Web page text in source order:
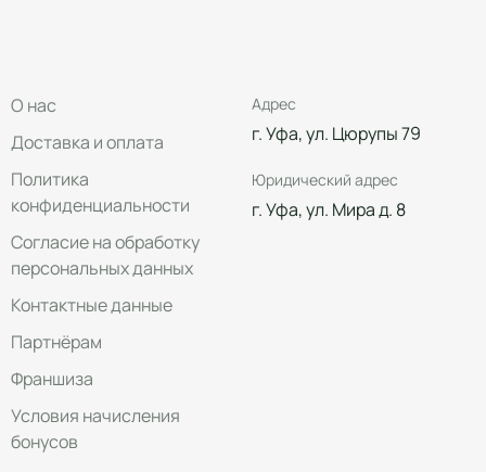
О нас
Доставка и оплата
Политика
конфиденциальности
Согласие на обработку
персональных данных
Контактные данные
Партнёрам
Франшиза
Условия начисления
бонусов
Адрес
г. Уфа, ул. Цюрупы 79
Юридический адрес
г. Уфа, ул. Мира д. 8